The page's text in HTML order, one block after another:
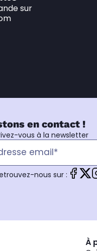
sur
en contact !
vous à la newsletter
nous sur :
À